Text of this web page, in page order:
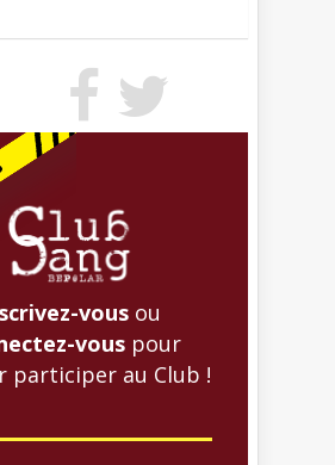
vous ou
vous pour
participer au Club !